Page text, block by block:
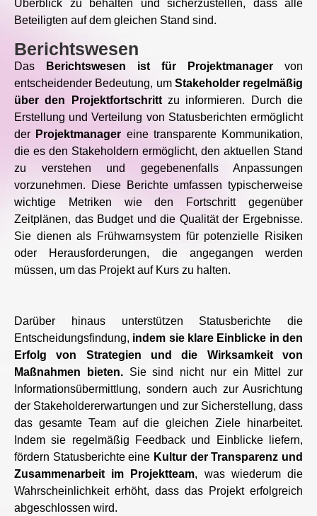
Überblick zu behalten und sicherzustellen, dass alle
Beteiligten auf dem gleichen Stand sind.
Berichtswesen
Das Berichtswesen ist für Projektmanager von
entscheidender Bedeutung, um Stakeholder regelmäßig
über den Projektfortschrittzu informieren. Durch die
Erstellung und Verteilung von Statusberichten ermöglicht
der Projektmanager eine transparente Kommunikation,
die es den Stakeholdern ermöglicht, den aktuellen Stand
zu verstehen und gegebenenfalls Anpassungen
vorzunehmen. Diese Berichte umfassen typischerweise
wichtige Metriken wie den Fortschritt gegenüber
Zeitplänen, das Budget und die Qualität der Ergebnisse.
Sie dienen als Frühwarnsystem für potenzielle Risiken
oder Herausforderungen, die angegangen werden
müssen, um das Projekt auf Kurs zu halten.
Darüber hinaus unterstützen Statusberichte die
Entscheidungsfindung, indem sie klare Einblicke in den
Erfolg von Strategien und die Wirksamkeit von
Maßnahmen bieten.Sie sind nicht nur ein Mittel zur
Informationsübermittlung, sondern auch zur Ausrichtung
der Stakeholdererwartungen und zur Sicherstellung, dass
das gesamte Team auf die gleichen Ziele hinarbeitet.
Indem sie regelmäßig Feedback und Einblicke liefern,
fördern Statusberichte eine Kultur der Transparenz und
Zusammenarbeit im Projektteam, was wiederum die
Wahrscheinlichkeit erhöht, dass das Projekt erfolgreich
abgeschlossen wird.